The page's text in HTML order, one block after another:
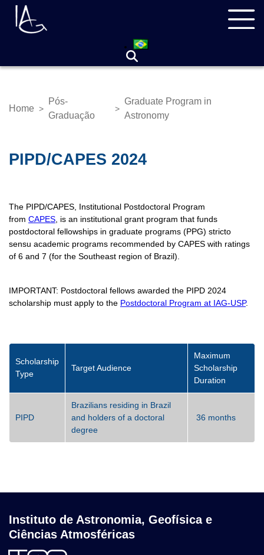
Skip
Breadcrumb
Home >
Pós-
Graduação
>
Graduate Program in
Astronomy
PIPD/CAPES 2024
The PIPD/CAPES, Institutional Postdoctoral Program
from CAPES , is an institutional grant program that funds
postdoctoral fellowships in graduate programs (PPG) stricto
sensu academic programs recommended by CAPES with ratings
of 6 and 7 (for the Southeast region of Brazil).
IMPORTANT: Postdoctoral fellows awarded the PIPD 2024
scholarship must apply to the Postdoctoral Program at IAG-USP.
Scholarship
Type
Target Audience
Maximum
Scholarship
Duration
PIPD
Brazilians residing in Brazil
and holders of a doctoral
degree
36 months
Instituto de Astronomia, Geofísica e
Ciências Atmosféricas